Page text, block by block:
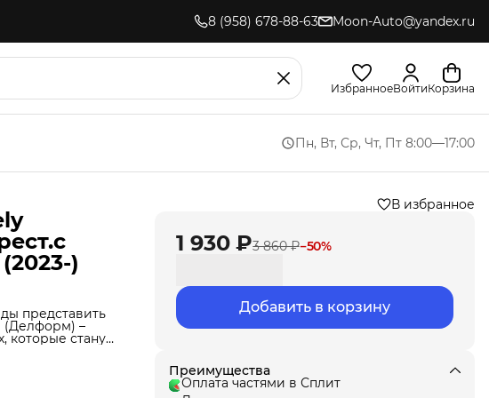
8 (958) 678-88-63 Moon-Auto@yandex.ru
ИзбранноеВойтиКорзина
Пн, Вт, Ср, Чт, Пт 8:00—17:00
)
представить
(Делформ) –
которые станут
Мы
из материала
подходит под
В избранное
1 930 ₽3 860 ₽−50%
Добавить в корзину
Преимущества
Оплата частями в Сплит